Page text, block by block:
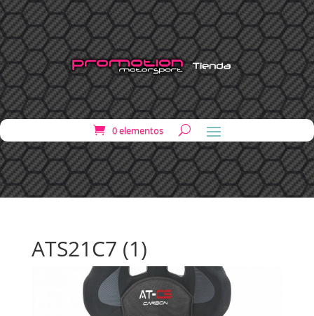
0 elementos
ATS21C7 (1)